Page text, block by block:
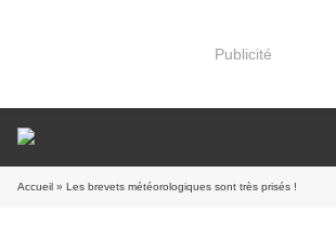
Publicité
Accueil » Les brevets météorologiques sont très prisés !